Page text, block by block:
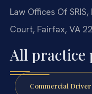
Law Offices Of
Court, Fairfax, VA
All practice
Commercial